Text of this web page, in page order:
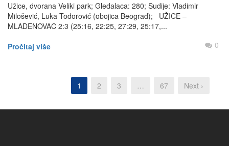
Užice, dvorana Veliki park; Gledalaca: 280; Sudije: Vladimir
Milošević, Luka Todorović (obojica Beograd); UŽICE –
MLADENOVAC 2:3 (25:16, 22:25, 27:29, 25:17,...
Pročitaj više
0
1 2 3 … 67 Next ›